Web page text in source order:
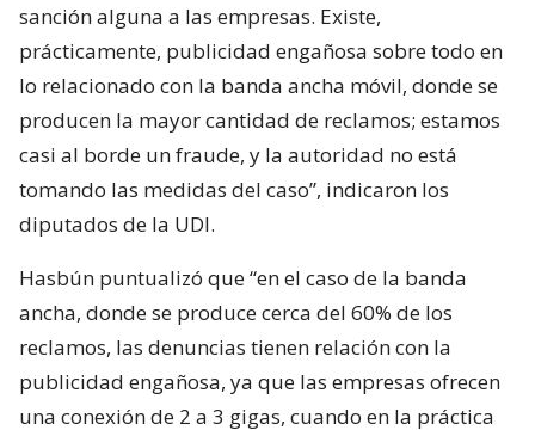
sanción alguna a las empresas. Existe,
prácticamente, publicidad engañosa sobre todo en
lo relacionado con la banda ancha móvil, donde se
producen la mayor cantidad de reclamos; estamos
casi al borde un fraude, y la autoridad no está
tomando las medidas del caso”, indicaron los
diputados de la UDI.
Hasbún puntualizó que “en el caso de la banda
ancha, donde se produce cerca del 60% de los
reclamos, las denuncias tienen relación con la
publicidad engañosa, ya que las empresas ofrecen
una conexión de 2 a 3 gigas, cuando en la práctica